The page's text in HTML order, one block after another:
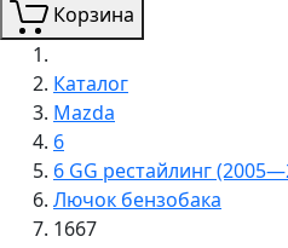
Корзина
Каталог
Mazda
6
6 GG рестайлинг
Лючок бензобака
1667